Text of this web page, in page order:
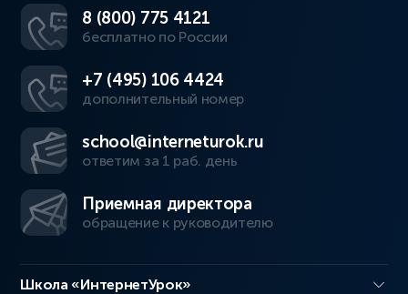
8 (800) 775 4121
бесплатно по России
+7 (495) 106 4424
дополнительный номер
school@interneturok.ru
ответим за 1 раб. день
Приемная директора
обращение к руководителю
Школа «ИнтернетУрок»